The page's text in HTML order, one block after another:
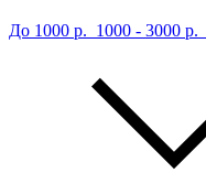
До 1000 р. 1000 - 3000 р.